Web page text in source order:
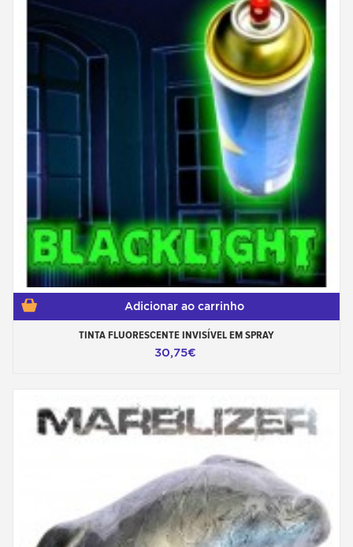
Adicionar ao carrinho
TINTA FLUORESCENTE INVISÍVEL EM SPRAY
30,75€